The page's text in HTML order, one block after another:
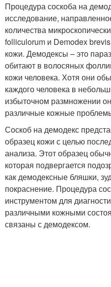
Процедура соскоба на
исследование,
количества
folliculorum и Demodex
кожи. Демодексы – это
обитают в волосяных
кожи человека. Хотя они
каждого человека в
избыточном размножении
различные кожные
Соскоб на демодекс
образец кожи с целью
анализа. Этот образец
которая подвергается
как демодексные бляшки,
покраснение. Процедура
инструментом для
различными кожными
связаны с демодексом.